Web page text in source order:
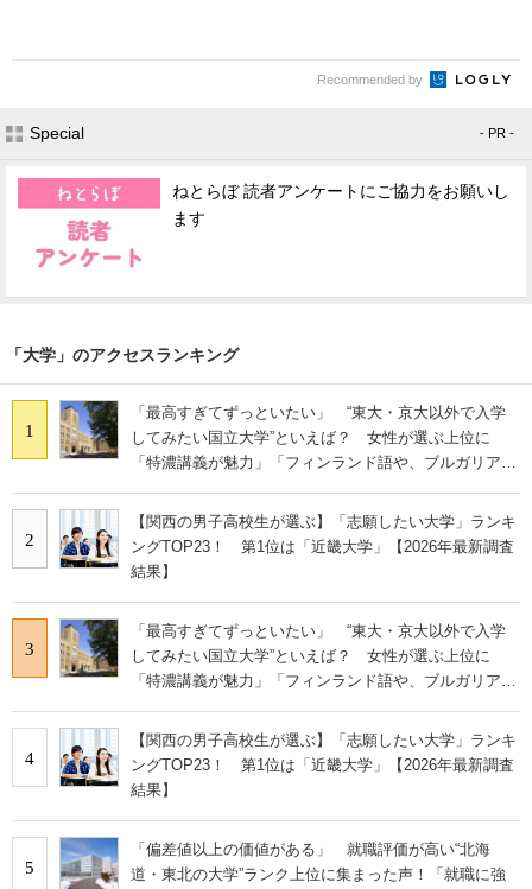
Recommended by
Special - PR -
ねとらぼ 読者アンケートにご協力をお願いし
ます
「大学」のアクセスランキング
1
「最高すぎてずっといたい」 “東大・京大以外で入学
してみたい国立大学”といえば？ 女性が選ぶ上位に
「特濃講義が魅力」「フィンランド語や、ブルガリア語
2
【関西の男子高校生が選ぶ】「志願したい大学」ランキ
ングTOP23！ 第1位は「近畿大学」【2026年最新調査
結果】
3
「最高すぎてずっといたい」 “東大・京大以外で入学
してみたい国立大学”といえば？ 女性が選ぶ上位に
「特濃講義が魅力」「フィンランド語や、ブルガリア語
4
【関西の男子高校生が選ぶ】「志願したい大学」ランキ
ングTOP23！ 第1位は「近畿大学」【2026年最新調査
結果】
5
「偏差値以上の価値がある」 就職評価が高い“北海
道・東北の大学”ランク上位に集まった声！「就職に強